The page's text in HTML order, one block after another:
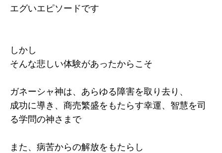
エグいエピソードです
しかし
そんな悲しい体験があったからこそ
ガネーシャ神は、あらゆる障害を取り去り、
成功に導き、商売繁盛をもたらす幸運、智慧を司
る学問の神さまで
また、病苦からの解放をもたらし